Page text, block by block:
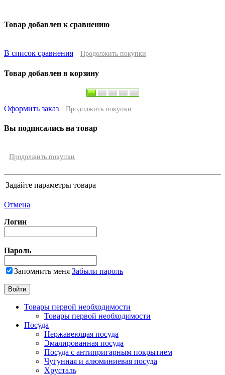
Товар добавлен к сравнению
В список сравнения Продолжить покупки
Товар добавлен в корзину
Оформить заказ Продолжить покупки
Вы подписались на товар
Продолжить покупки
Задайте параметры товара
Отмена
Логин
Пароль
Запомнить меня Забыли пароль
Товары первой необходимости
Товары первой необходимости
Посуда
Нержавеющая посуда
Эмалированная посуда
Посуда с антипригарным покрытием
Чугунная и алюминиевая посуда
Хрусталь